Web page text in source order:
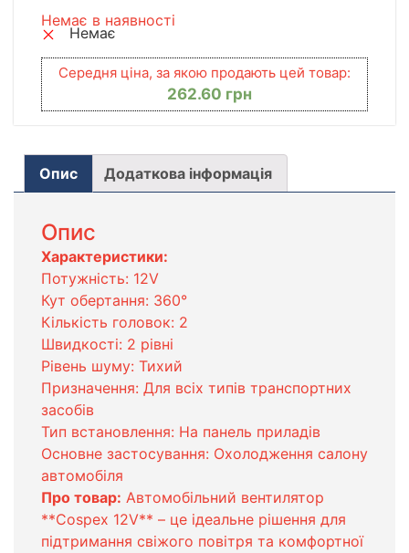
Немає в наявності
Немає
Середня ціна, за якою продають цей товар:
262.60 грн
Опис Додаткова інформація
Опис
Характеристики:
Потужність: 12V
Кут обертання: 360°
Кількість головок: 2
Швидкості: 2 рівні
Рівень шуму: Тихий
Призначення: Для всіх типів транспортних
засобів
Тип встановлення: На панель приладів
Основне застосування: Охолодження салону
автомобіля
Про товар: Автомобільний вентилятор
**Cospex 12V** – це ідеальне рішення для
підтримання свіжого повітря та комфортної